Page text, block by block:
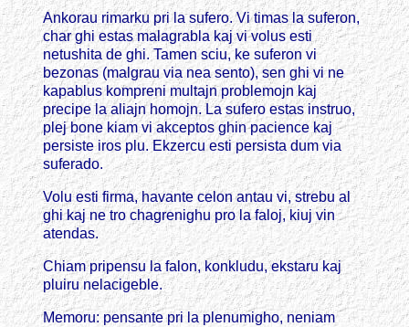
Ankorau rimarku pri la sufero. Vi timas la suferon,
char ghi estas malagrabla kaj vi volus esti
netushita de ghi. Tamen sciu, ke suferon vi
bezonas (malgrau via nea sento), sen ghi vi ne
kapablus kompreni multajn problemojn kaj
precipe la aliajn homojn. La sufero estas instruo,
plej bone kiam vi akceptos ghin pacience kaj
persiste iros plu. Ekzercu esti persista dum via
suferado.
Volu esti firma, havante celon antau vi, strebu al
ghi kaj ne tro chagrenighu pro la faloj, kiuj vin
atendas.
Chiam pripensu la falon, konkludu, ekstaru kaj
pluiru nelacigeble.
Memoru: pensante pri la plenumigho, neniam